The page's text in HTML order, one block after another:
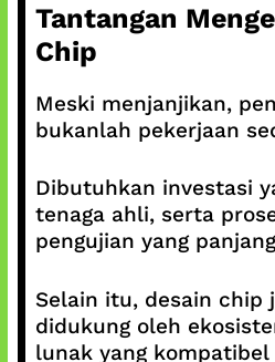
Tantangan
Chip
Meski menjanjikan,
bukanlah pekerjaan
Dibutuhkan investasi
tenaga ahli, serta
pengujian yang
Selain itu, desain chip
didukung oleh
lunak yang kompatibel